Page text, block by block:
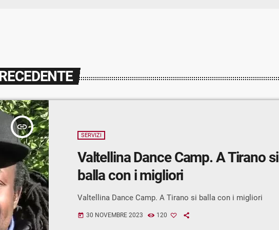
insert_link
SERVIZI
Valtellina Dance Camp. A Tirano si
balla con i migliori
Valtellina Dance Camp. A Tirano si balla con i migliori
today 30 NOVEMBRE 2023 120